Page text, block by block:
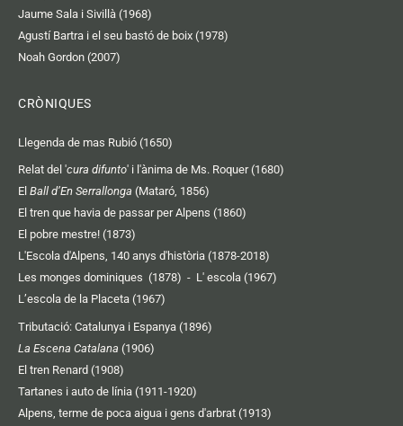
Jaume Sala i Sivillà (1968)
Agustí Bartra i el seu bastó de boix (1978)
Noah Gordon (2007)
CRÒNIQUES
Llegenda de mas Rubió (1650)
Relat del 'cura difunto' i l'ànima de Ms. Roquer (1680)
El Ball d’En Serrallonga (Mataró, 1856)
El tren que havia de passar per Alpens (1860)
El pobre mestre! (1873)
L'Escola d'Alpens, 140 anys d'història (1878-2018)
Les monges dominiques (1878) - L' escola (1967)
L’escola de la Placeta (1967)
Tributació: Catalunya i Espanya (1896)
La Escena Catalana (1906)
El tren Renard (1908)
Tartanes i auto de línia (1911-1920)
Alpens, terme de poca aigua i gens d'arbrat (1913)